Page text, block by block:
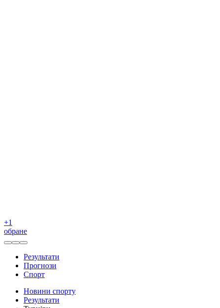
+1
обране
Результати
Прогнози
Спорт
Новини спорту
Результати